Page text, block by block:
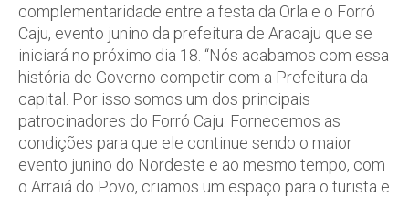
complementaridade entre a festa da Orla e o Forró
Caju, evento junino da prefeitura de Aracaju que se
iniciará no próximo dia 18. “Nós acabamos com essa
história de Governo competir com a Prefeitura da
capital. Por isso somos um dos principais
patrocinadores do Forró Caju. Fornecemos as
condições para que ele continue sendo o maior
evento junino do Nordeste e ao mesmo tempo, com
o Arraiá do Povo, criamos um espaço para o turista e